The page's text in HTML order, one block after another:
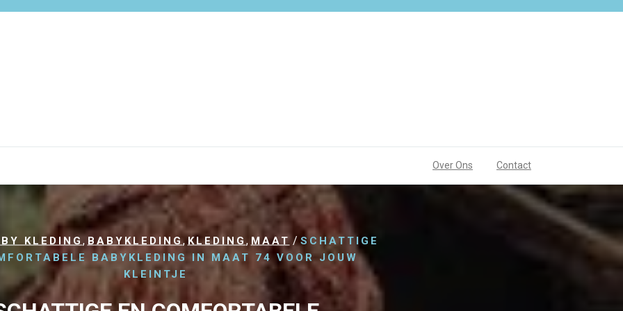
Over Ons Contact
KLEDING , BABYKLEDING,KLEDING , MAAT / SCHATTIGE
BABYKLEDING IN MAAT 74 VOOR JOUW
KLEINTJE